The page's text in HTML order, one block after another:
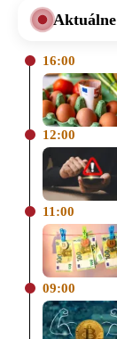
Aktuálne
16:00
12:00
11:00
09:00